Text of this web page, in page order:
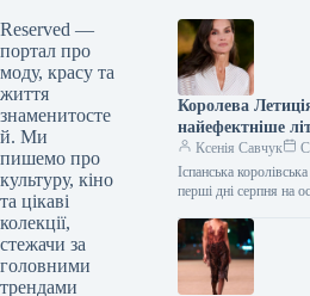
Reserved —
портал про
моду, красу та
життя
знаменитосте
й. Ми
пишемо про
культуру, кіно
та цікаві
колекції,
стежачи за
головними
трендами
Королева
найефектніше
Ксенія Савчук
Іспанська
перші дні серпня на
королева Летиція
елегантну…